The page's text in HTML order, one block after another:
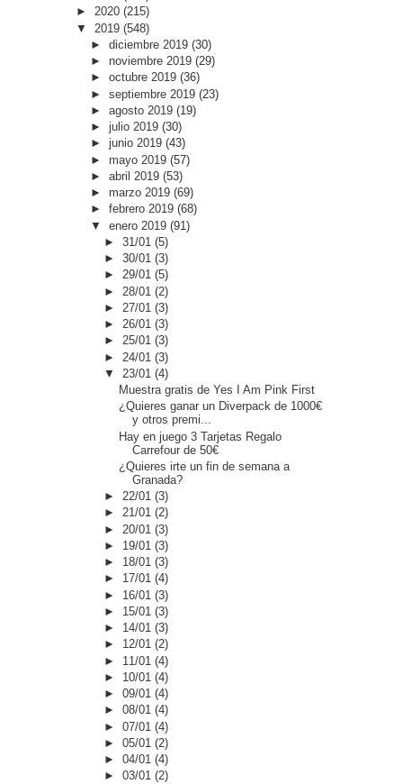
► 2020 (215)
▼ 2019 (548)
► diciembre 2019 (30)
► noviembre 2019 (29)
► octubre 2019 (36)
► septiembre 2019 (23)
► agosto 2019 (19)
► julio 2019 (30)
► junio 2019 (43)
► mayo 2019 (57)
► abril 2019 (53)
► marzo 2019 (69)
► febrero 2019 (68)
▼ enero 2019 (91)
►31/01(5)
►30/01(3)
►29/01(5)
► 28/01(2)
► 27/01(3)
►26/01(3)
►25/01(3)
► 24/01(3)
▼ 23/01(4)
Muestra gratis de Yes I Am Pink First
¿Quieres ganar un Diverpack de 1000€
y otros premi...
Hay en juego 3 Tarjetas Regalo
Carrefour de 50€
¿Quieres irte un fin de semana a
Granada?
►22/01(3)
►21/01(2)
► 20/01(3)
► 19/01(3)
► 18/01(3)
► 17/01(4)
► 16/01(3)
► 15/01(3)
► 14/01(3)
► 12/01(2)
► 11/01(4)
► 10/01(4)
►09/01(4)
►08/01(4)
►07/01(4)
►05/01(2)
►04/01(4)
►03/01(2)